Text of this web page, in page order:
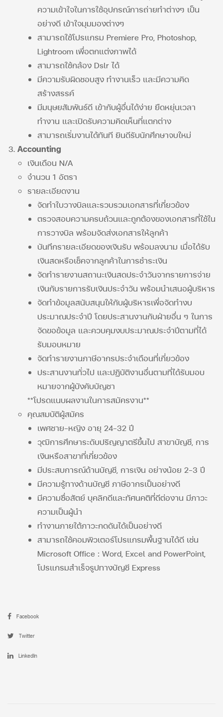
ความเข้าใจในการใช้อุปกรณ์การถ่ายทำต่างๆ เป็น
อย่างดี เข้าใจมุมมองต่างๆ
สามารถใช้โปรแกรม Premiere Pro, Photoshop,
Lightroom เพื่อตกแต่งภาพได้
สามารถใช้กล้อง Dslr ได้
มีความรับผิดชอบสูง ทำงานเร็ว และมีความคิด
สร้างสรรค์
มีมนุษยสัมพันธ์ดี เข้ากับผู้อื่นได้ง่าย ยืดหยุ่นเวลา
ทำงาน และเปิดรับความคิดเห็นที่แตกต่าง
สามารถเริ่มงานได้ทันที ยินดีรับนักศึกษาจบใหม่
Accounting
เงินเดือน N/A
จำนวน 1 อัตรา
รายละเอียดงาน
จัดทำใบวางบิลและรวบรวมเอกสารที่เกี่ยวข้อง
ตรวจสอบความครบถ้วนและถูกต้องของเอกสารที่ใช้ใน
การวางบิล พร้อมจัดส่งเอกสารให้ลูกค้า
บันทึกรายละเอียดของเงินรับ พร้อมลงนาม เมื่อได้รับ
เงินสดหรือเช็คจากลูกค้าในการชำระเงิน
จัดทำรายงานสถานะเงินสดประจำวันจากรายการจ่าย
เงินกับรายการรับเงินประจำวัน พร้อมนำเสนอผู้บริหาร
จัดทำข้อมูลสนับสนุนให้กับผู้บริหารเพื่อจัดทำงบ
ประมาณประจำปี โดยประสานงานกับฝ่ายอื่น ๆ ในการ
จัดขอข้อมูล และควบคุมงบประมาณประจำปีตามที่ได้
รับมอบหมาย
จัดทำรายงานภาษีอากรประจำเดือนที่เกี่ยวข้อง
ประสานงานทั่วไป และปฏิบัติงานอื่นตามที่ได้รับมอบ
หมายจากผู้บังคับบัญชา
**โปรดแนบผลงานในการสมัครงาน**
คุณสมบัติผู้สมัคร
เพศชาย-หญิง อายุ 24-32 ปี
วุฒิการศึกษาระดับปริญญาตรีขึ้นไป สาขาบัญชี, การ
เงินหรือสาขาที่เกี่ยวข้อง
มีประสบการณ์ด้านบัญชี, การเงิน อย่างน้อย 2-3 ปี
มีความรู้ทางด้านบัญชี ภาษีอากรเป็นอย่างดี
มีความซื่อสัตย์ บุคลิกดีและทัศนคติที่ดีต่องาน มีภาวะ
ความเป็นผู้นำ
ทำงานภายใต้ภาวะกดดันได้เป็นอย่างดี
สามารถใช้คอมพิวเตอร์โปรแกรมพื้นฐานได้ดี เช่น
Microsoft Office : Word, Excel and PowerPoint,
โปรแกรมสำเร็จรูปทางบัญชี Express
Facebook
Twitter
LinkedIn